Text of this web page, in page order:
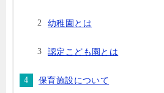
幼稚園とは
認定こども園とは
保育施設について